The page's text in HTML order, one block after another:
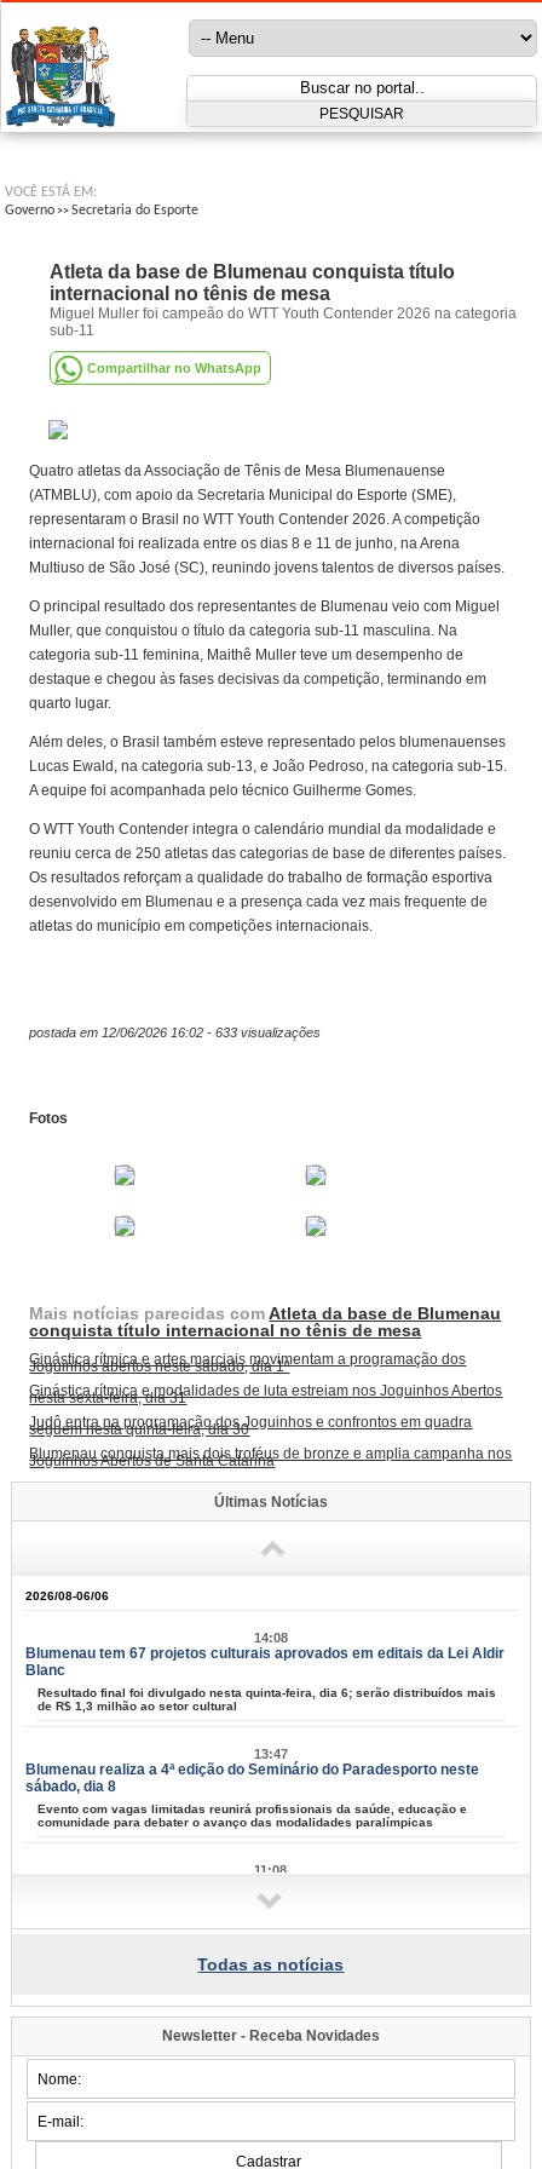
VOCÊ ESTÁ EM:
Governo >>Secretaria do Esporte
Atleta da base de Blumenau conquista título
internacional no tênis de mesa
Miguel Muller foi campeão do WTT Youth Contender 2026 na categoria
sub-11
Compartilhar no WhatsApp
Quatro atletas da Associação de Tênis de Mesa Blumenauense
(ATMBLU), com apoio da Secretaria Municipal do Esporte (SME),
representaram o Brasil no WTT Youth Contender 2026. A competição
internacional foi realizada entre os dias 8 e 11 de junho, na Arena
Multiuso de São José (SC), reunindo jovens talentos de diversos países.
O principal resultado dos representantes de Blumenau veio com Miguel
Muller, que conquistou o título da categoria sub-11 masculina. Na
categoria sub-11 feminina, Maithê Muller teve um desempenho de
destaque e chegou às fases decisivas da competição, terminando em
quarto lugar.
Além deles, o Brasil também esteve representado pelos blumenauenses
Lucas Ewald, na categoria sub-13, e João Pedroso, na categoria sub-15.
A equipe foi acompanhada pelo técnico Guilherme Gomes.
O WTT Youth Contender integra o calendário mundial da modalidade e
reuniu cerca de 250 atletas das categorias de base de diferentes países.
Os resultados reforçam a qualidade do trabalho de formação esportiva
desenvolvido em Blumenau e a presença cada vez mais frequente de
atletas do município em competições internacionais.
postada em 12/06/2026 16:02 - 633 visualizações
Fotos
Mais notícias parecidas comAtleta da base de Blumenau
conquista título internacional no tênis de mesa
Ginástica rítmica e artes marciais movimentam a programação dos
Joguinhos abertos neste sábado, dia 1º
Ginástica rítmica e modalidades de luta estreiam nos Joguinhos Abertos
nesta sexta-feira, dia 31
Judô entra na programação dos Joguinhos e confrontos em quadra
seguem nesta quinta-feira, dia 30
Blumenau conquista mais dois troféus de bronze e amplia campanha nos
Joguinhos Abertos de Santa Catarina
Últimas Notícias
2026/08-06/06
14:08
Blumenau tem 67 projetos culturais aprovados em editais da Lei Aldir
Blanc
Resultado final foi divulgado nesta quinta-feira, dia 6; serão distribuídos mais
de R$ 1,3 milhão ao setor cultural
13:47
Blumenau realiza a 4ª edição do Seminário do Paradesporto neste
sábado, dia 8
Evento com vagas limitadas reunirá profissionais da saúde, educação e
comunidade para debater o avanço das modalidades paralímpicas
11:08
10:25
dos Pais
Atendimento será feito com o Procon Móvel junto à escadaria Catedral São
Paulo Apóstolo na sexta-feira e sábado, dias 7 e 8
Praça do Empreendedor capacita MEIs para oportunidades de
prestação de serviços ao poder público
Atendimento do Contrata+ vai até sexta-feira, dia 7, e conecta pequenos
negócios ao mercado de compras públicas
Todas as notícias
Newsletter - Receba Novidades